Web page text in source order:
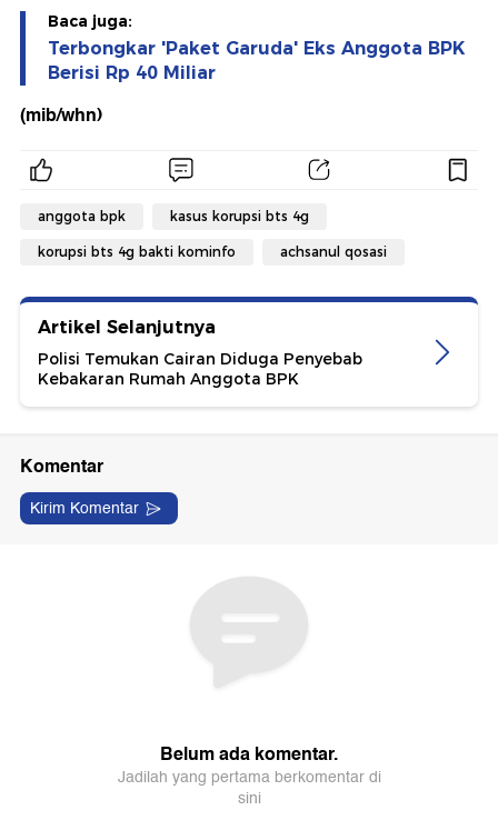
Baca juga:
Terbongkar 'Paket Garuda' Eks Anggota BPK
Berisi Rp 40 Miliar
(mib/whn)
anggota bpk kasus korupsi bts 4g
korupsi bts 4g bakti kominfo achsanul qosasi
Artikel Selanjutnya
Polisi Temukan Cairan Diduga Penyebab
Kebakaran Rumah Anggota BPK